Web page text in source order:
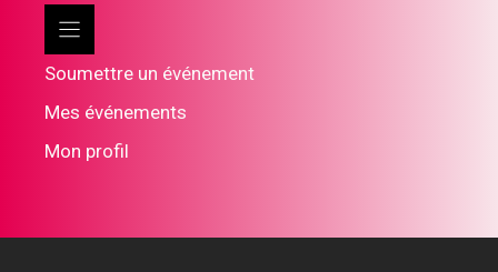
Soumettre un événement
Mes événements
Mon profil